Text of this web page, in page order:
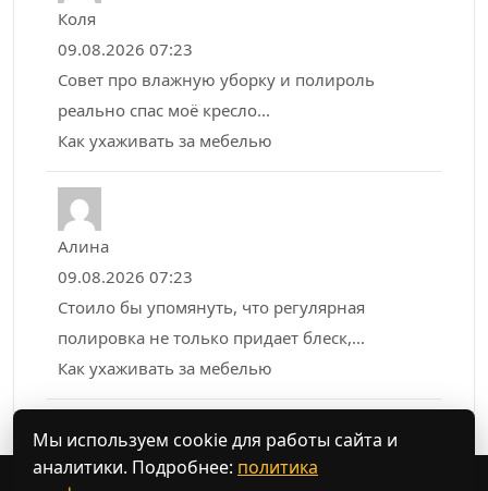
Коля
09.08.2026 07:23
Совет про влажную уборку и полироль
реально спас моё кресло...
Как ухаживать за мебелью
Алина
09.08.2026 07:23
Стоило бы упомянуть, что регулярная
полировка не только придает блеск,...
Как ухаживать за мебелью
Мы используем cookie для работы сайта и
аналитики. Подробнее: политика